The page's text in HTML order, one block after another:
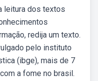
leitura dos textos
redija um texto.
pelo instituto
(ibge), mais de 7
a fome no brasil.